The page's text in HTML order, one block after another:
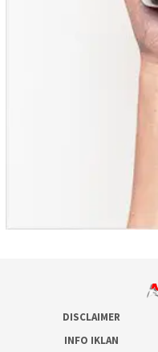
DISCLAIMER
INFO IKLAN